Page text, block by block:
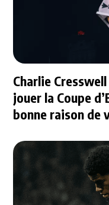
Charlie
jouer la Coupe
bonne raison de